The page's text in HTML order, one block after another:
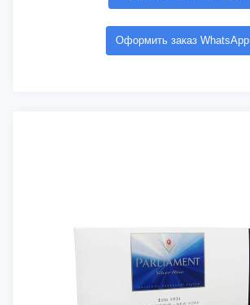
Оформить заказ WhatsApp